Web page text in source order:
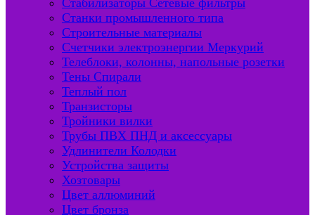
Стабилизаторы Сетевые фильтры
Станки промышленного типа
Строительные материалы
Счетчики электроэнергии Меркурий
Телеблоки, колонны, напольные розетки
Тены Спирали
Теплый пол
Транзисторы
Тройники вилки
Трубы ПВХ ПНД и аксессуары
Удлинители Колодки
Устройства защиты
Хозтовары
Цвет аллюминий
Цвет бронза